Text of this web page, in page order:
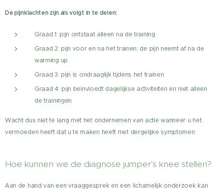
De pijnklachten zijn als volgt in te delen:
Graad 1: pijn ontstaat alleen na de training
Graad 2: pijn voor en na het trainen; de pijn neemt af na de
warming up
Graad 3: pijn is ondraaglijk tijdens het trainen
Graad 4: pijn beïnvloedt dagelijkse activiteiten en niet alleen
de trainingen
Wacht dus niet te lang met het ondernemen van actie wanneer u het
vermoeden heeft dat u te maken heeft met dergelijke symptomen.
Hoe kunnen we de diagnose jumper's knee stellen?
Aan de hand van een vraaggesprek en een lichamelijk onderzoek kan